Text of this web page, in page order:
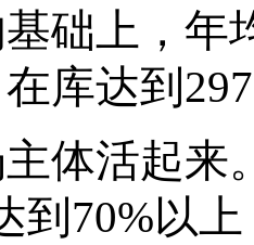
基础上，年
库达到297
体活起来
到70%以